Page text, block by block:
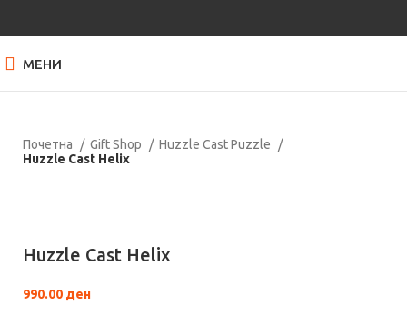
МЕНИ
Почетна Gift Shop
Huzzle Cast Puzzle
Huzzle Cast Helix
Huzzle Cast Helix
990.00 ден